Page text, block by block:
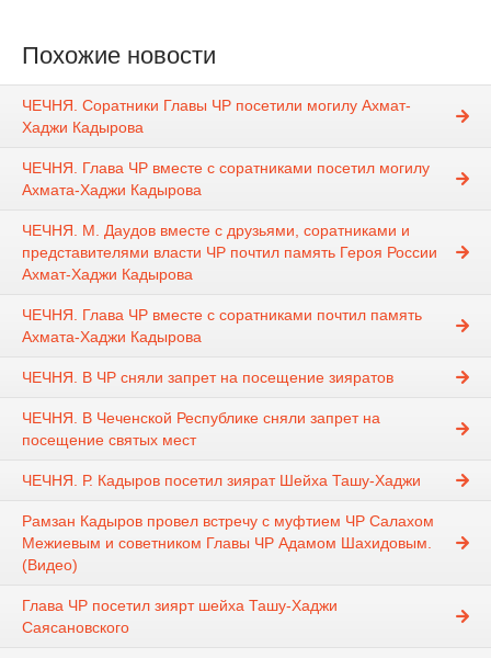
Похожие новости
ЧЕЧНЯ. Соратники Главы ЧР посетили могилу Ахмат-
Хаджи Кадырова
ЧЕЧНЯ. Глава ЧР вместе с соратниками посетил могилу
Ахмата-Хаджи Кадырова
ЧЕЧНЯ. М. Даудов вместе с друзьями, соратниками и
представителями власти ЧР почтил память Героя России
Ахмат-Хаджи Кадырова
ЧЕЧНЯ. Глава ЧР вместе с соратниками почтил память
Ахмата-Хаджи Кадырова
ЧЕЧНЯ. В ЧР сняли запрет на посещение зияратов
ЧЕЧНЯ. В Чеченской Республике сняли запрет на
посещение святых мест
ЧЕЧНЯ. Р. Кадыров посетил зиярат Шейха Ташу-Хаджи
Рамзан Кадыров провел встречу с муфтием ЧР Салахом
Межиевым и советником Главы ЧР Адамом Шахидовым.
(Видео)
Глава ЧР посетил зиярт шейха Ташу-Хаджи
Саясановского